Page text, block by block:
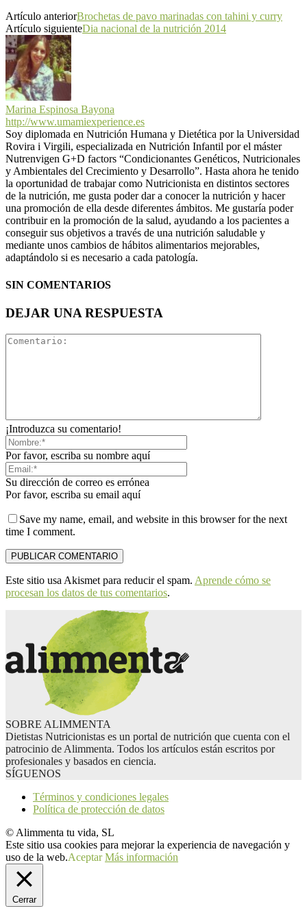
Artículo anteriorBrochetas de pavo marinadas con tahini y curry
Artículo siguienteDia nacional de la nutrición 2014
Marina Espinosa Bayona
http://www.umamiexperience.es
Soy diplomada en Nutrición Humana y Dietética por la Universidad
Rovira i Virgili, especializada en Nutrición Infantil por el máster
Nutrenvigen G+D factors “Condicionantes Genéticos, Nutricionales
y Ambientales del Crecimiento y Desarrollo”. Hasta ahora he tenido
la oportunidad de trabajar como Nutricionista en distintos sectores
de la nutrición, me gusta poder dar a conocer la nutrición y hacer
una promoción de ella desde diferentes ámbitos. Me gustaría poder
contribuir en la promoción de la salud, ayudando a los pacientes a
conseguir sus objetivos a través de una nutrición saludable y
mediante unos cambios de hábitos alimentarios mejorables,
adaptándolo si es necesario a cada patología.
SIN COMENTARIOS
DEJAR UNA RESPUESTA
¡Introduzca su comentario!
Por favor, escriba su nombre aquí
Su dirección de correo es errónea
Por favor, escriba su email aquí
Save my name, email, and website in this browser for the next
time I comment.
Este sitio usa Akismet para reducir el spam. Aprende cómo se
procesan los datos de tus comentarios.
SOBRE ALIMMENTA
Dietistas Nutricionistas es un portal de nutrición que cuenta con el
patrocinio de Alimmenta. Todos los artículos están escritos por
profesionales y basados en ciencia.
SÍGUENOS
Términos y condiciones legales
Política de protección de datos
© Alimmenta tu vida, SL
Este sitio usa cookies para mejorar la experiencia de navegación y
uso de la web.Aceptar Más información
Cerrar